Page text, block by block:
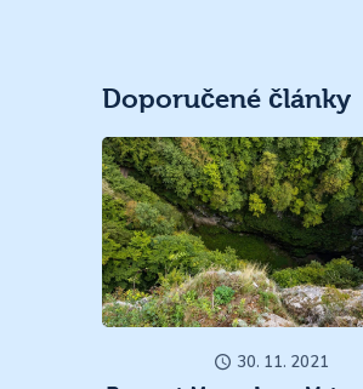
Doporučené články
30. 11. 2021